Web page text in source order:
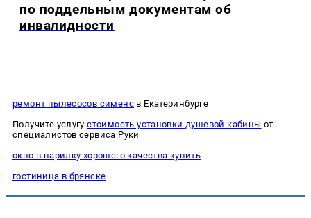
по поддельным документам об
инвалидности
ремонт пылесосов сименсв Екатеринбурге
Получите услугустоимость установки душевой кабины от
специалистов сервиса Руки
окно в парилку хорошего качества купить
гостиница в брянске